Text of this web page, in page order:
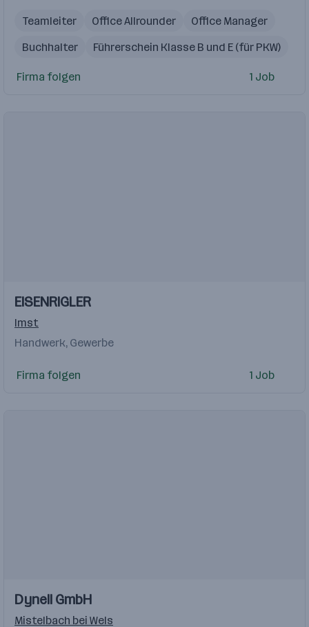
Teamleiter Office Allrounder
Office Manager
Buchhalter
Führerschein Klasse B und E (für PKW)
Servicetechniker
Firma folgen 1 Job
Einblicke
EISENRIGLER
Imst
Handwerk, Gewerbe
Firma folgen 1 Job
Dynell GmbH
Mistelbach bei Wels